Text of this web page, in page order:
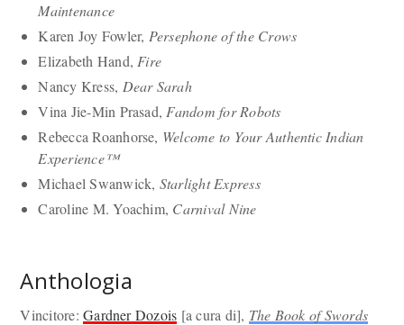
Maintenance
Karen Joy Fowler, Persephone of the Crows
Elizabeth Hand, Fire
Nancy Kress, Dear Sarah
Vina Jie-Min Prasad, Fandom for Robots
Rebecca Roanhorse, Welcome to Your Authentic Indian
Experience™
Michael Swanwick, Starlight Express
Caroline M. Yoachim, Carnival Nine
Anthologia
Vincitore:Gardner Dozois [a cura di], The Book of Swords